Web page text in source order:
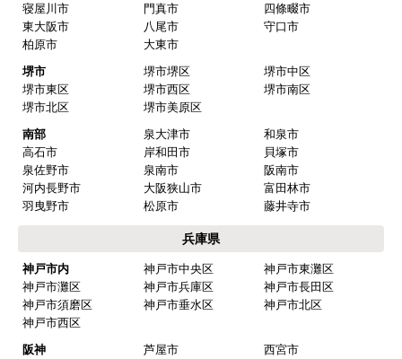
寝屋川市
門真市
四條畷市
東大阪市
八尾市
守口市
柏原市
大東市
堺市
堺市堺区
堺市中区
堺市東区
堺市西区
堺市南区
堺市北区
堺市美原区
南部
泉大津市
和泉市
高石市
岸和田市
貝塚市
泉佐野市
泉南市
阪南市
河内長野市
大阪狭山市
富田林市
羽曳野市
松原市 藤井寺市
兵庫県
神戸市内 神戸市中央区
神戸市東灘区
神戸市灘区
神戸市兵庫区
神戸市長田区
神戸市須磨区
神戸市垂水区
神戸市北区
神戸市西区
阪神
芦屋市
西宮市